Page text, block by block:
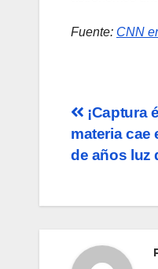
Fuente: CNN
de
¡Captura
materia cae
de años luz